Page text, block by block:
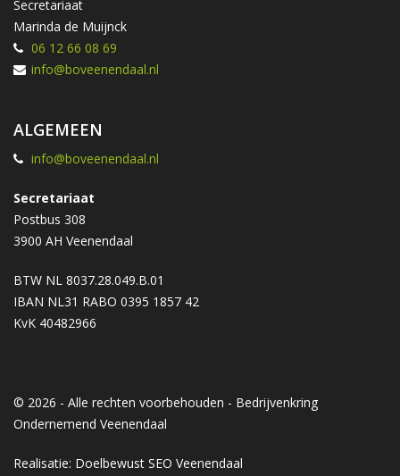
Secretariaat
Marinda de Muijnck
06 12 66 08 69
info@boveenendaal.nl
ALGEMEEN
info@boveenendaal.nl
Secretariaat
Postbus 308
3900 AH Veenendaal
BTW NL 8037.28.049.B.01
IBAN NL31 RABO 0395 1857 42
KvK 40482966
© 2026 - Alle rechten voorbehouden - Bedrijvenkring
Ondernemend Veenendaal
Realisatie: Doelbewust SEO Veenendaal